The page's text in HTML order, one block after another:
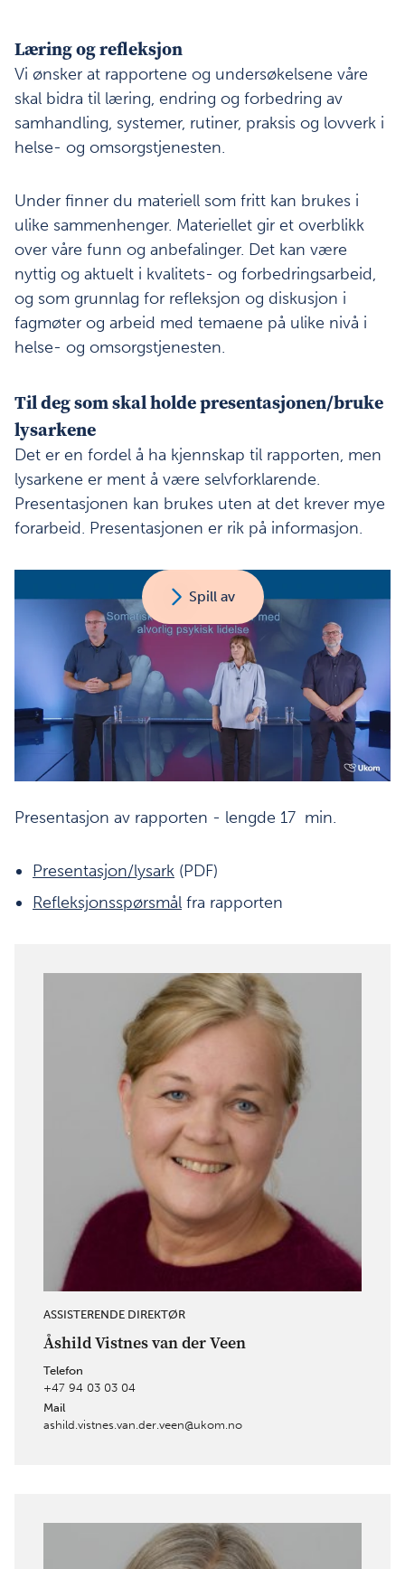
Læring og refleksjon
Vi ønsker at rapportene og undersøkelsene våre
skal bidra til læring, endring og forbedring av
samhandling, systemer, rutiner, praksis og lovverk i
helse- og omsorgstjenesten.
Under finner du materiell som fritt kan brukes i
ulike sammenhenger. Materiellet gir et overblikk
over våre funn og anbefalinger. Det kan være
nyttig og aktuelt i kvalitets- og forbedringsarbeid,
og som grunnlag for refleksjon og diskusjon i
fagmøter og arbeid med temaene på ulike nivå i
helse- og omsorgstjenesten.
Til deg som skal holde presentasjonen/bruke
lysarkene
Det er en fordel å ha kjennskap til rapporten, men
lysarkene er ment å være selvforklarende.
Presentasjonen kan brukes uten at det krever mye
forarbeid. Presentasjonen er rik på informasjon.
Spill av
Presentasjon av rapporten - lengde 17 min.
Presentasjon/lysark (PDF)
Refleksjonsspørsmål fra rapporten
ASSISTERENDE DIREKTØR
Åshild Vistnes van der Veen
Telefon
+47 94 03 03 04
Mail
ashild.vistnes.van.der.veen@ukom.no